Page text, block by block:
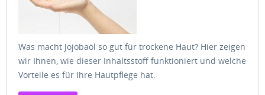
Was macht Jojobaöl so gut für trockene Haut? Hier zeigen
wir Ihnen, wie dieser Inhaltsstoff funktioniert und welche
Vorteile es für Ihre Hautpflege hat.